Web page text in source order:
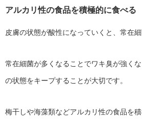
アルカリ性の食品を積極的に食べる
皮膚の状態が酸性になっていくと、常在細
常在細菌が多くなることでワキ臭が強く
の状態をキープすることが大切です。
梅干しや海藻類などアルカリ性の食品を